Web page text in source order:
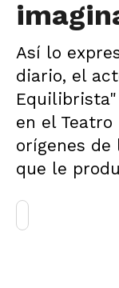
Así lo
diario, el
en el Teatro
orígenes de
que le